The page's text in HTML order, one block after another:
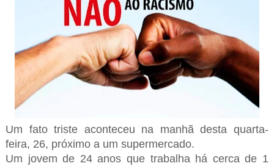
Um fato triste aconteceu na manhã desta quarta-
feira, 26, próximo a um supermercado.
Um jovem de 24 anos que trabalha há cerca de 1